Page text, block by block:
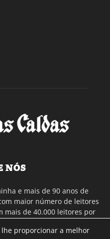
NÓS
e mais de 90 anos de
maior número de leitores
mais de 40.000 leitores por
online.
lhe proporcionar a melhor